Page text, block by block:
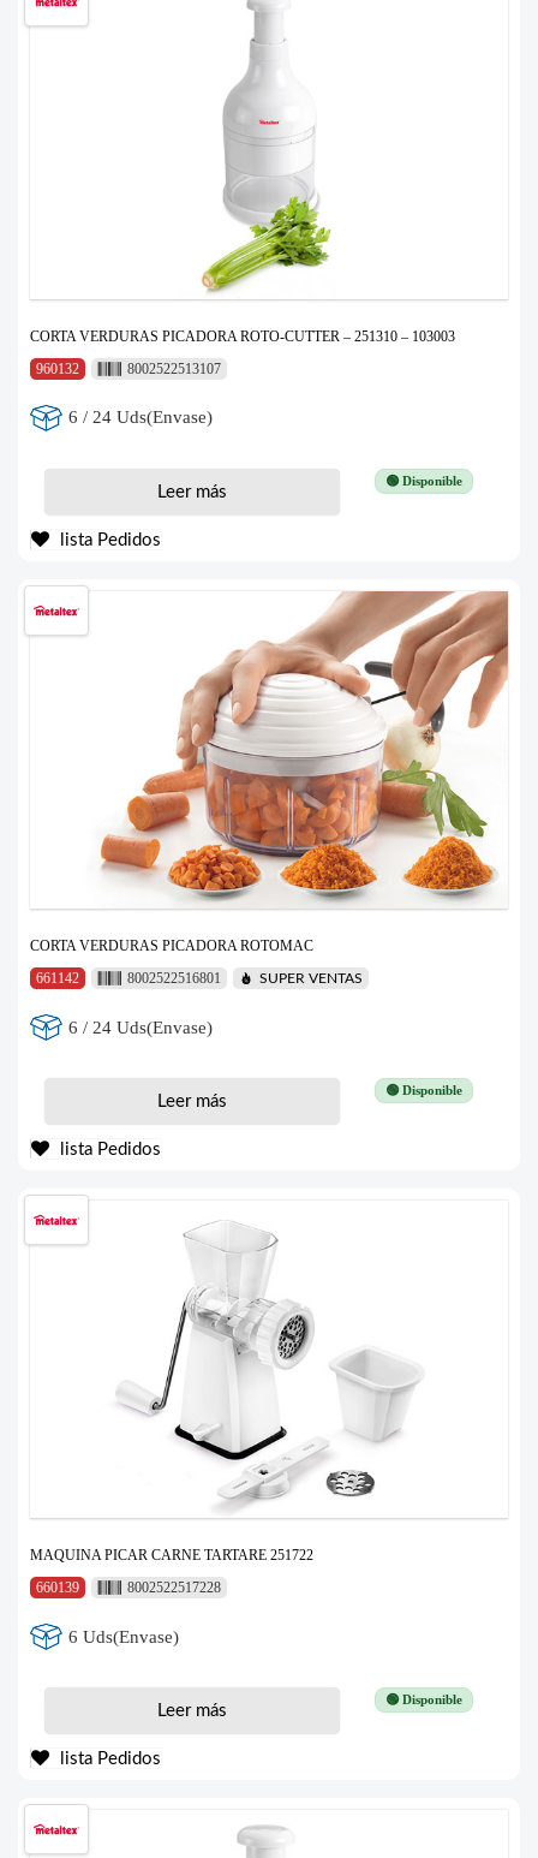
CORTA VERDURAS PICADORA ROTO-CUTTER – 251310 – 103003
960132
8002522513107
6 / 24 Uds(Envase)
🟢 Disponible
Leer más
lista Pedidos
CORTA VERDURAS PICADORA ROTOMAC
661142
8002522516801 SUPER VENTAS
6 / 24 Uds(Envase)
🟢 Disponible
Leer más
lista Pedidos
MAQUINA PICAR CARNE TARTARE 251722
660139
8002522517228
6 Uds(Envase)
🟢 Disponible
Leer más
lista Pedidos